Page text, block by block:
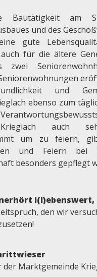
Bautätigkeit am
und des
gute
für die ältere
und
ebenso zum
auch
um zu feiern,
und Feiern bei
besonders gepflegt
l(i)ebenswert,
den wir
Marktgemeinde